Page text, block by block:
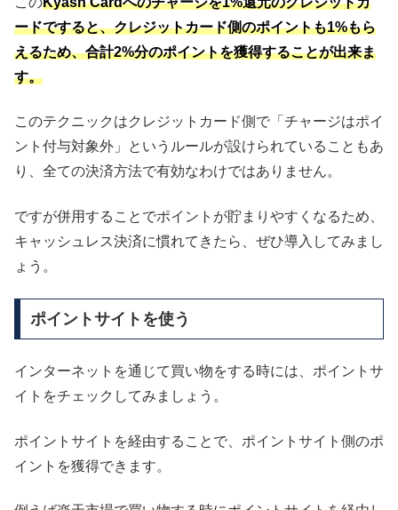
ードですると、クレジットカード側のポイントも1%もら
えるため、合計2%分のポイントを獲得することが出来ま
す。
このテクニックはクレジットカード側で「チャージはポイ
ント付与対象外」というルールが設けられていることもあ
り、全ての決済方法で有効なわけではありません。
ですが併用することでポイントが貯まりやすくなるため、
キャッシュレス決済に慣れてきたら、ぜひ導入してみまし
ょう。
ポイントサイトを使う
インターネットを通じて買い物をする時には、ポイントサ
イトをチェックしてみましょう。
ポイントサイトを経由することで、ポイントサイト側のポ
イントを獲得できます。